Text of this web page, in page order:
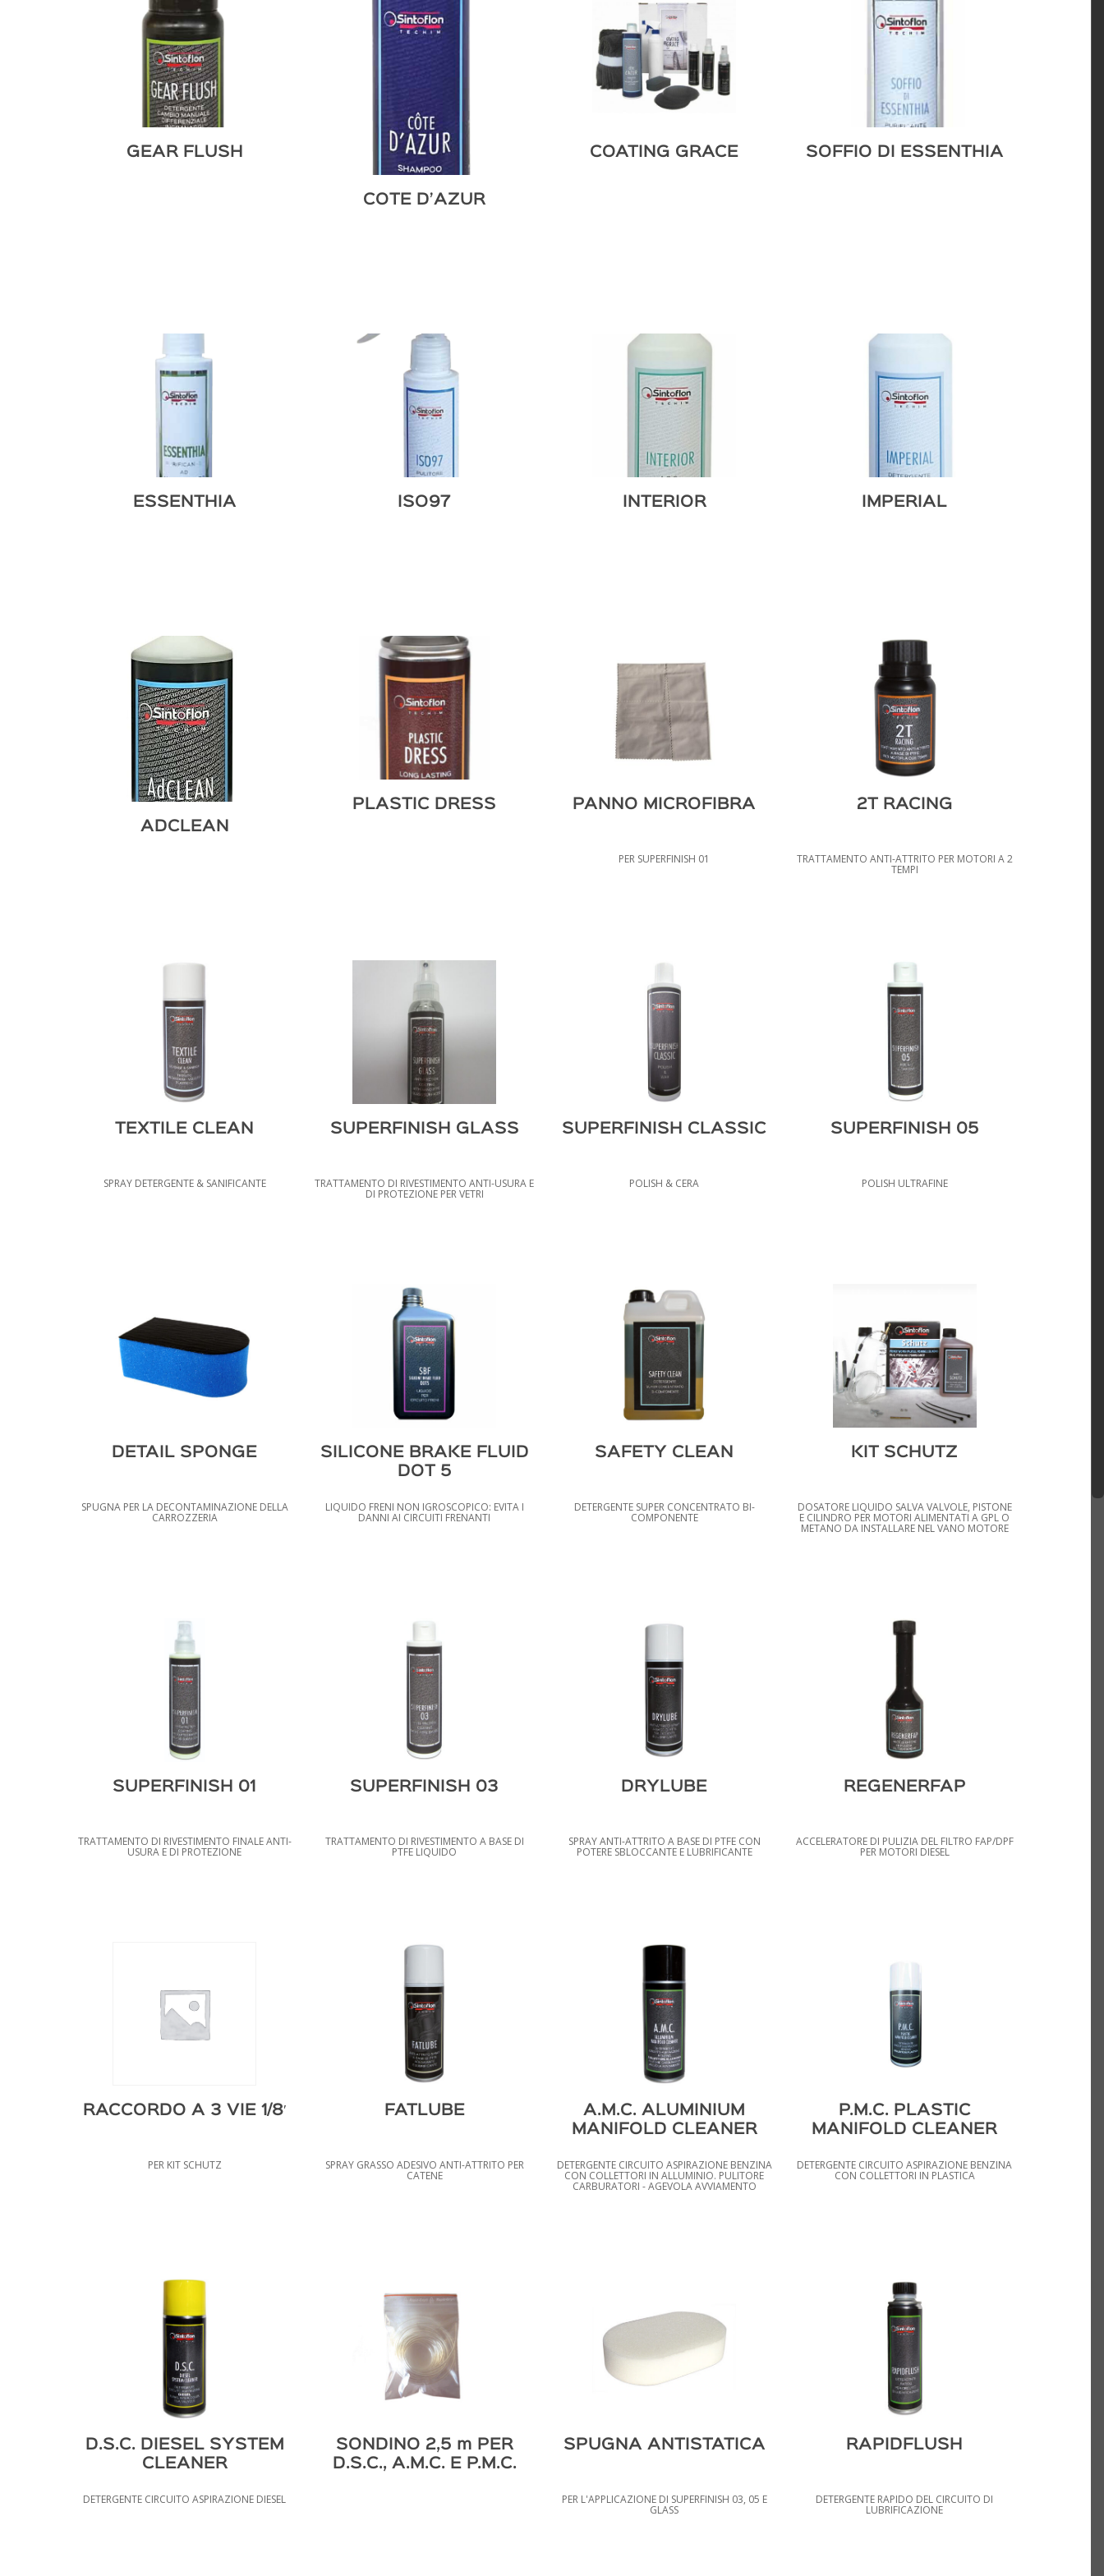
GEAR FLUSH
COTE D’AZUR
COATING GRACE SOFFIO DI ESSENTHIA
ESSENTHIA ISO97 INTERIOR IMPERIAL
ADCLEAN
PLASTIC DRESS PANNO MICROFIBRA
PER SUPERFINISH 01
2T RACING
TRATTAMENTO ANTI-ATTRITO PER MOTORI A 2
TEMPI
TEXTILE CLEAN
SPRAY DETERGENTE & SANIFICANTE
SUPERFINISH GLASS
TRATTAMENTO DI RIVESTIMENTO ANTI-USURA E
DI PROTEZIONE PER VETRI
SUPERFINISH CLASSIC
POLISH & CERA
SUPERFINISH 05
POLISH ULTRAFINE
DETAIL SPONGE
SPUGNA PER LA DECONTAMINAZIONE DELLA
CARROZZERIA
SILICONE BRAKE FLUID
DOT 5
LIQUIDO FRENI NON IGROSCOPICO: EVITA I
DANNI AI CIRCUITI FRENANTI
SAFETY CLEAN
DETERGENTE SUPER CONCENTRATO BI-
COMPONENTE
KIT SCHUTZ
DOSATORE LIQUIDO SALVA VALVOLE, PISTONE
E CILINDRO PER MOTORI ALIMENTATI A GPL O
METANO DA INSTALLARE NEL VANO MOTORE
SUPERFINISH 01
TRATTAMENTO DI RIVESTIMENTO FINALE ANTI-
USURA E DI PROTEZIONE
SUPERFINISH 03
TRATTAMENTO DI RIVESTIMENTO A BASE DI
PTFE LIQUIDO
DRYLUBE
SPRAY ANTI-ATTRITO A BASE DI PTFE CON
POTERE SBLOCCANTE E LUBRIFICANTE
REGENERFAP
ACCELERATORE DI PULIZIA DEL FILTRO FAP/DPF
PER MOTORI DIESEL
RACCORDO A 3 VIE 1/8′
PER KIT SCHUTZ
FATLUBE
SPRAY GRASSO ADESIVO ANTI-ATTRITO PER
CATENE
A.M.C. ALUMINIUM
MANIFOLD CLEANER
DETERGENTE CIRCUITO ASPIRAZIONE BENZINA
CON COLLETTORI IN ALLUMINIO. PULITORE
CARBURATORI - AGEVOLA AVVIAMENTO
P.M.C. PLASTIC
MANIFOLD CLEANER
DETERGENTE CIRCUITO ASPIRAZIONE BENZINA
CON COLLETTORI IN PLASTICA
D.S.C. DIESEL SYSTEM
CLEANER
DETERGENTE CIRCUITO ASPIRAZIONE DIESEL
SONDINO 2,5 m PER
D.S.C., A.M.C. E P.M.C.
SPUGNA ANTISTATICA
PER L'APPLICAZIONE DI SUPERFINISH 03, 05 E
GLASS
RAPIDFLUSH
DETERGENTE RAPIDO DEL CIRCUITO DI
LUBRIFICAZIONE